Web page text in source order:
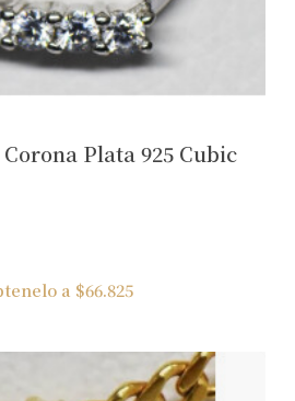
en el carrito.
Ver Joyas
Plata 925 Cubic
a $66.825